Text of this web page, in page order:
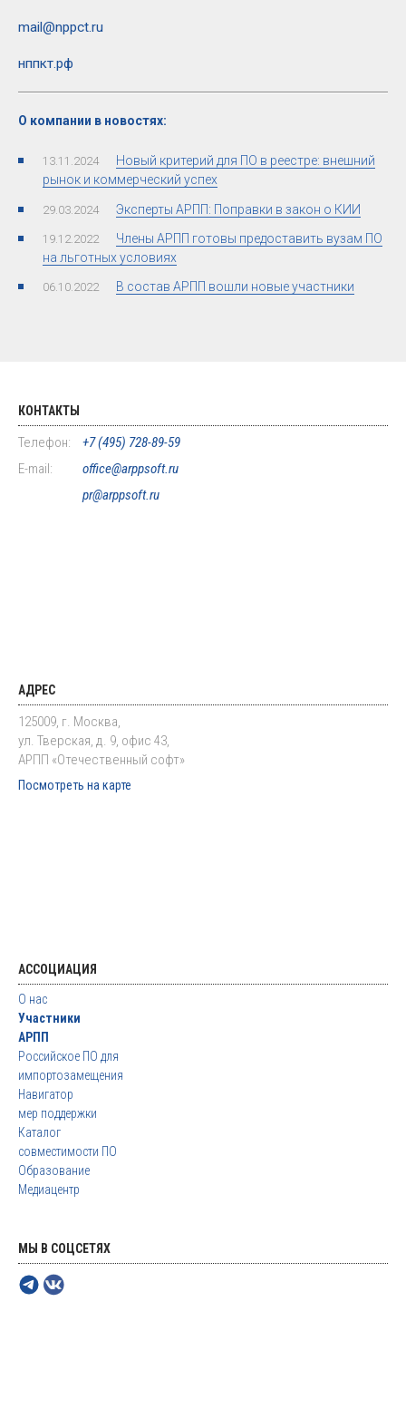
mail@nppct.ru
нппкт.рф
О компании в новостях:
13.11.2024
Новый критерий для ПО в реестре: внешний
рынок и коммерческий успех
29.03.2024 Эксперты АРПП: Поправки в закон о КИИ
19.12.2022
Члены АРПП готовы предоставить вузам ПО
на льготных условиях
06.10.2022 В состав АРПП вошли новые участники
КОНТАКТЫ
Телефон:
+7 (495) 728-89-59
E-mail:
office@arppsoft.ru
pr@arppsoft.ru
АДРЕС
125009, г. Москва,
ул. Тверская, д. 9, офис 43,
АРПП «Отечественный софт»
Посмотреть на карте
АССОЦИАЦИЯ
О нас
Участники
АРПП
Российское ПО для
импортозамещения
Навигатор
мер поддержки
Каталог
совместимости ПО
Образование
Медиацентр
МЫ В СОЦСЕТЯХ